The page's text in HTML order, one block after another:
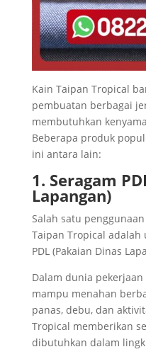
Kain Taipan Tropical
pembuatan berbagai
membutuhkan
Beberapa produk
ini antara lain:
1. Seragam
Lapangan)
Salah satu
Taipan Tropical
PDL (Pakaian Dinas
Dalam dunia
mampu menahan
panas, debu, dan
Tropical memberikan
dibutuhkan dalam